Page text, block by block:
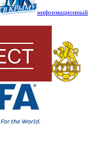
информационный